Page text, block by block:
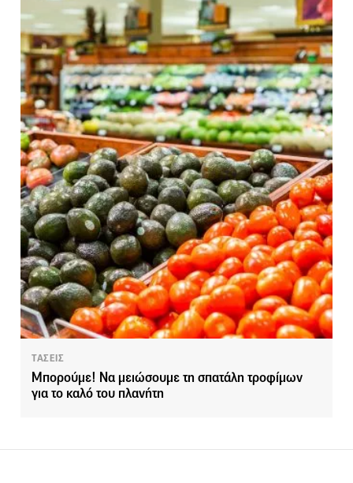
ΤΑΣΕΙΣ
Μπορούμε! Να μειώσουμε τη σπατάλη τροφίμων
για το καλό του πλανήτη